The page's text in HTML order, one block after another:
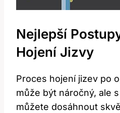
Nejlepší
Hojení⁤ Jizvy
Proces hojení jizev po
může být‍ náročný, ale
můžete dosáhnout